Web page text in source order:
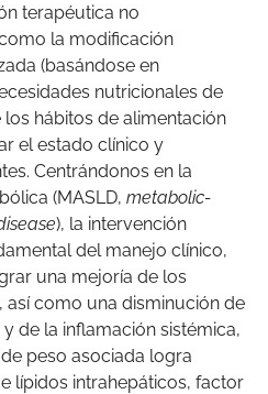
terapéutica no
la modificación
(basándose en
nutricionales de
hábitos de alimentación
el estado clínico y
Centrándonos en la
(MASLD, metabolic-
), la intervención
del manejo clínico,
una mejoría de los
como una disminución de
de la inflamación sistémica,
peso asociada logra
lípidos intrahepáticos, factor